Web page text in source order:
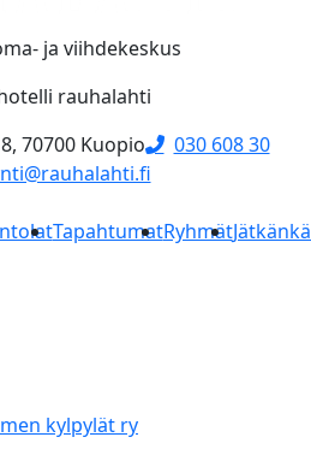
ja viihdekeskus
rauhalahti
70700 Kuopio
030 608 30
TapahtumatRyhmät